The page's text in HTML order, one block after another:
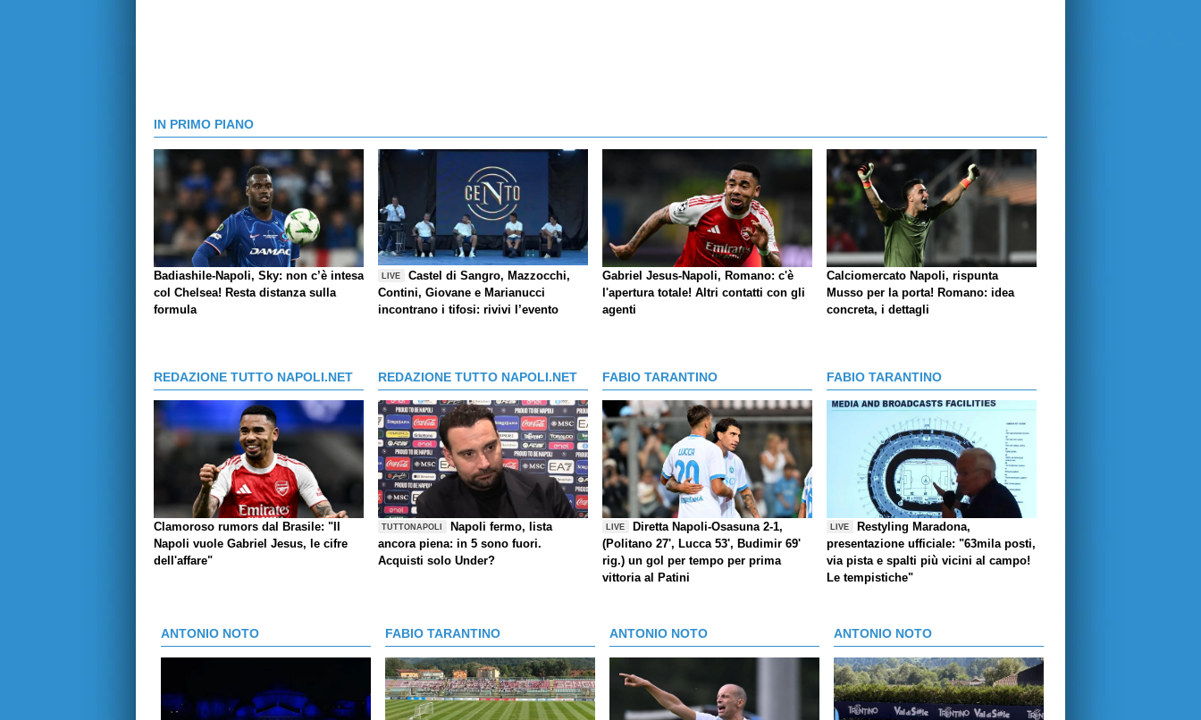
IN PRIMO PIANO
Badiashile-Napoli, Sky: non c’è intesa
col Chelsea! Resta distanza sulla
formula
LIVE
Castel di Sangro, Mazzocchi,
Contini, Giovane e Marianucci
incontrano i tifosi: rivivi l’evento
Gabriel Jesus-Napoli, Romano: c'è
l'apertura totale! Altri contatti con gli
agenti
Calciomercato Napoli, rispunta
Musso per la porta! Romano: idea
concreta, i dettagli
REDAZIONE TUTTO NAPOLI.NET
Clamoroso rumors dal Brasile: "Il
Napoli vuole Gabriel Jesus, le cifre
dell'affare"
REDAZIONE TUTTO NAPOLI.NET
TUTTONAPOLI
Napoli fermo, lista
ancora piena: in 5 sono fuori.
Acquisti solo Under?
FABIO TARANTINO
LIVE
Diretta Napoli-Osasuna 2-1,
(Politano 27', Lucca 53', Budimir 69'
rig.) un gol per tempo per prima
vittoria al Patini
FABIO TARANTINO
LIVE
Restyling Maradona,
presentazione ufficiale: "63mila posti,
via pista e spalti più vicini al campo!
Le tempistiche"
ANTONIO NOTO FABIO TARANTINO ANTONIO NOTO ANTONIO NOTO